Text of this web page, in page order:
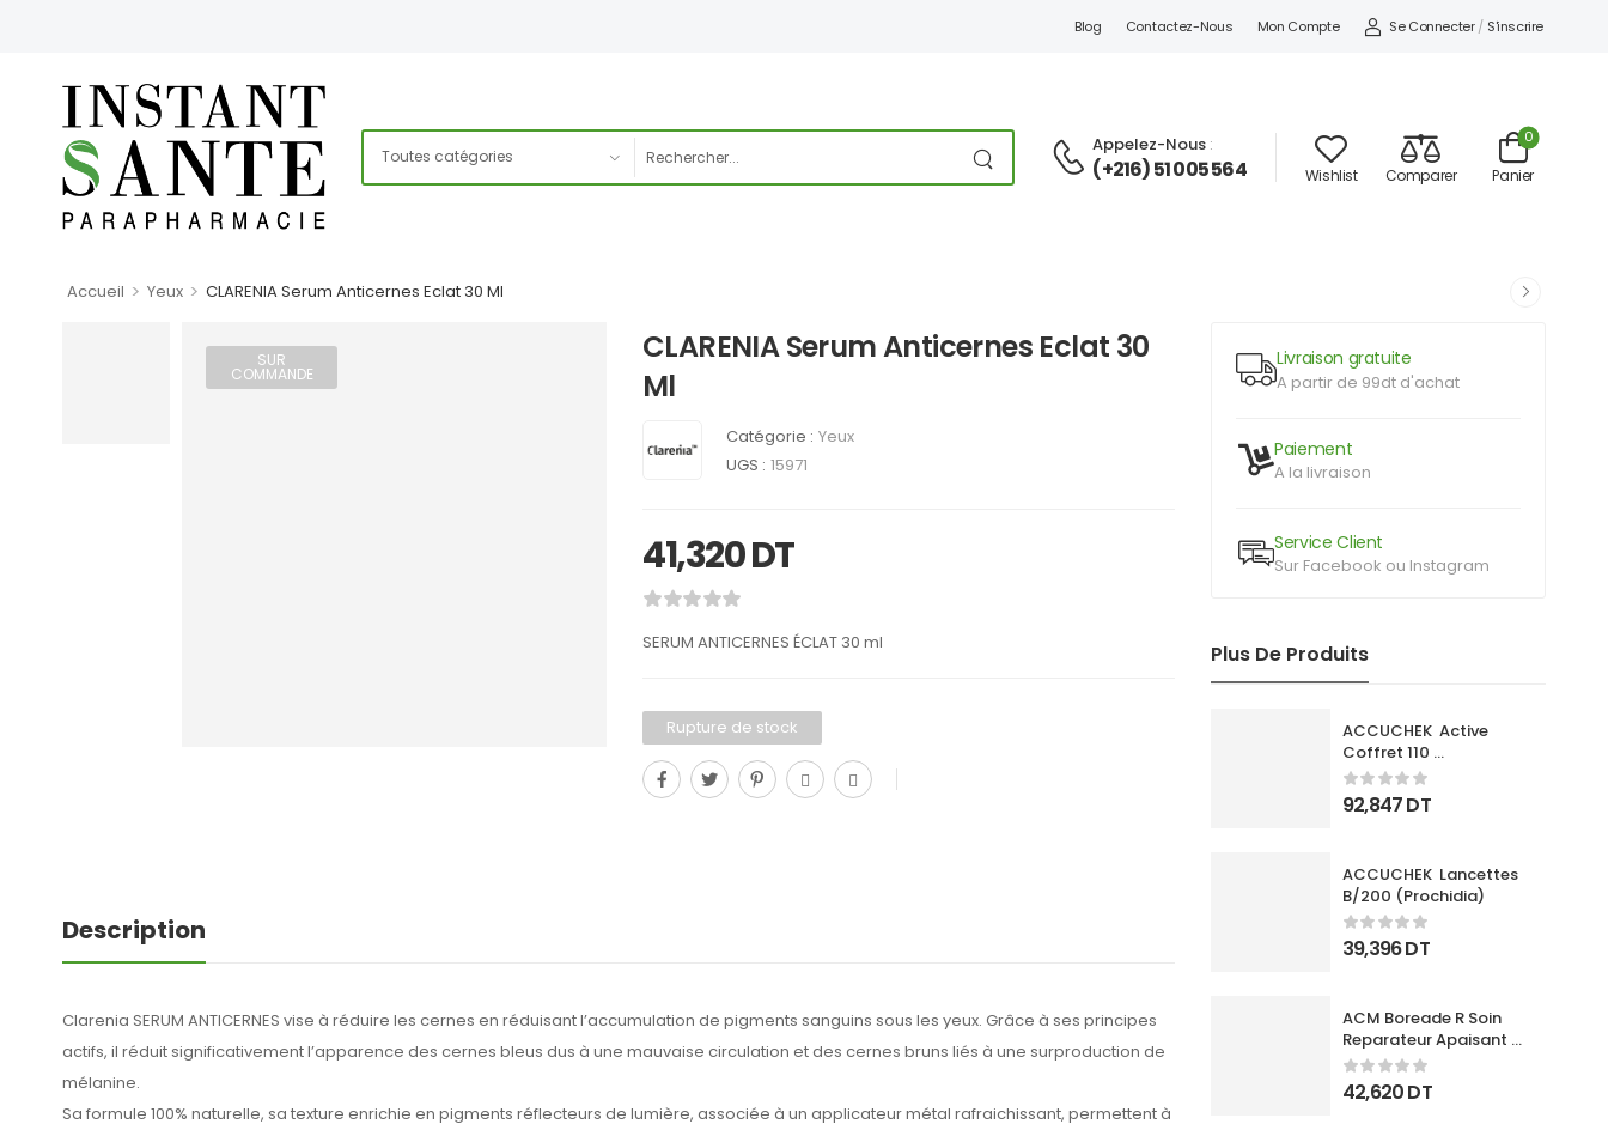
Blog Contactez-Nous Mon Compte Se Connecter / S'inscrire
Appelez-Nous :
(+216) 51 005 564 Wishlist Comparer Panier
0
Accueil > Yeux > CLARENIA Serum Anticernes Eclat 30 Ml
Livraison gratuite
A partir de 99dt d'achat
Paiement
A la livraison
Service Client
Sur Facebook ou Instagram
Plus De Produits
ACCUCHEK  Active
Coffret 110
Bandlettes+Appareil
92,847DT
ACCUCHEK  Lancettes
B/200 (Prochidia)
39,396DT
ACM Boreade R Soin
Reparateur Apaisant
40Ml
42,620DT
SUR
COMMANDE
CLARENIA Serum Anticernes Eclat 30
Ml
Catégorie : Yeux
UGS : 15971
41,320DT
SERUM ANTICERNES ÉCLAT 30 ml
Rupture de stock
Description
Clarenia SERUM ANTICERNES vise à réduire les cernes en réduisant l’accumulation de pigments sanguins sous les yeux. Grâce à ses principes
actifs, il réduit significativement l’apparence des cernes bleus dus à une mauvaise circulation et des cernes bruns liés à une surproduction de
mélanine.
Sa formule 100% naturelle, sa texture enrichie en pigments réflecteurs de lumière, associée à un applicateur métal rafraichissant, permettent à